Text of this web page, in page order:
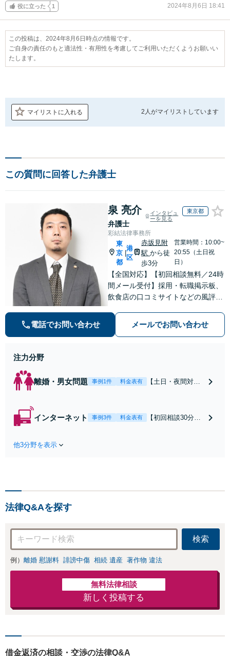
役に立った 1 2024年8月6日 18:41
この投稿は、2024年8月6日時点の情報です。
ご自身の責任のもと適法性・有用性を考慮してご利用いただくようお願いい
たします。
マイリストに入れる 2人がマイリストしています
この質問に回答した弁護士
泉 亮介
弁護士
インタビュ
ーを見る
東京都
彩結法律事務所
東
京
都
港
区
赤坂見附
駅 から徒
歩3分
営業時間：10:00~
20:55（土日祝
日）
【全国対応】【初回相談無料／24時
間メール受付】採用・転職掲示板、
飲食店の口コミサイトなどの風評被
の種類を問わず相談可。可能な限り
早期対応で駆けつけサポート【労
電話でお問い合わせ メールでお問い合わせ
注力分野
離婚・男女問題 事例1件 料金表有
【土日・夜間対応
れたら、サインす
インターネット 事例3件 料金表有
【初回相談30分無
お店の風評被害対
応可：開示請求の
意見照会が来たと
きの対処法、被害
者との示談交渉
他3分野を表示
法律Q&Aを探す
検索
例） 離婚 慰謝料 誹謗中傷 相続 遺産 著作物 違法
無料法律相談
新しく投稿する
借金返済の相談・交渉の法律Q&A